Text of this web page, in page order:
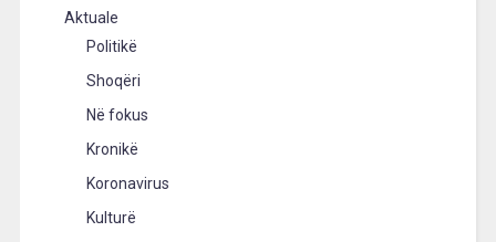
Aktuale
Politikë
Shoqëri
Në fokus
Kronikë
Koronavirus
Kulturë